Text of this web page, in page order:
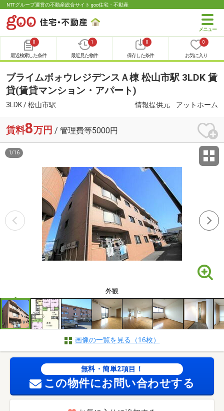
NTTグループ運営の不動産総合サイト goo住宅・不動産
0
最近検索した条件
1
最近見た物件
0
保存した条件
0
お気に入り
ブライムボォウレジデンスＡ棟 松山市駅 3LDK 賃
貸(賃貸マンション・アパート)
3LDK / 松山市駅 情報提供元 アットホーム
賃料8万円 / 管理費等5000円
外観
1 /16
画像の一覧を見る（16枚）
無料・簡単2項目！
この物件にお問い合わせする